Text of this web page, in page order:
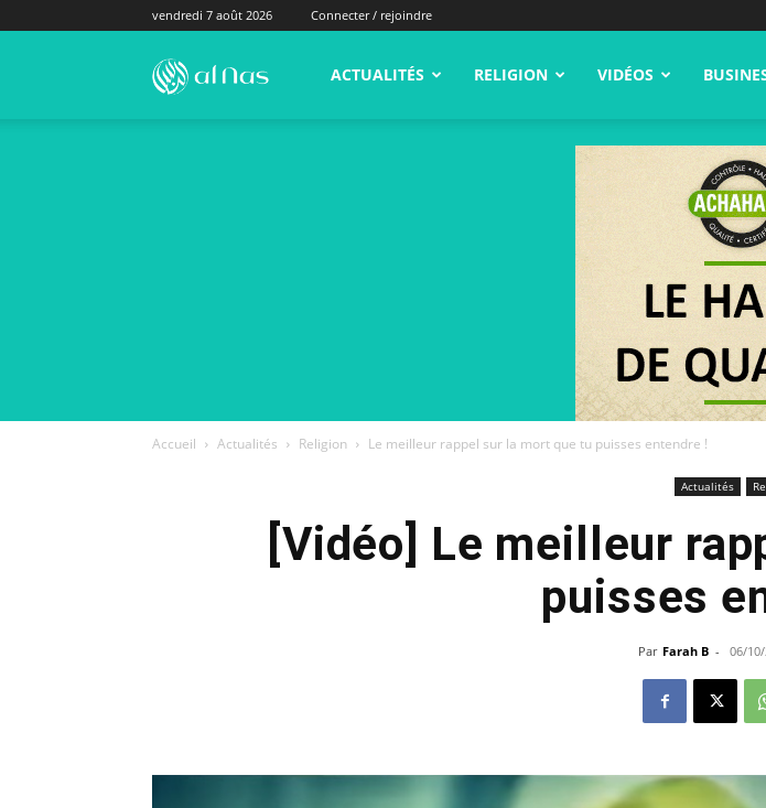
vendredi 7 août 2026 Connecter / rejoindre
alNas.fr ACTUALITÉS RELIGION VIDÉOS
Accueil Actualités Religion Le meilleur rappel sur la mort que tu puisses entendre !
Actualités
[Vidéo] Le meilleur
puisses
Par Farah B - 06/